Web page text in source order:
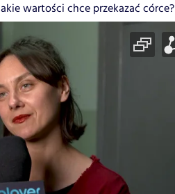
wartości chce przekazać córce?